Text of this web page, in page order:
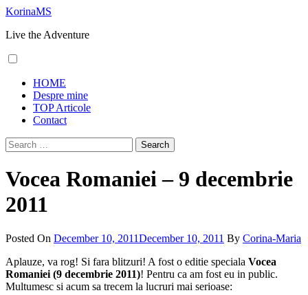
Skip
content
KorinaMS
Live the Adventure
Menu
HOME
Despre mine
TOP Articole
Contact
Search
for:
Vocea Romaniei – 9 decembrie
2011
Posted On December 10, 2011December 10, 2011 By Corina-Maria
Aplauze, va rog! Si fara blitzuri! A fost o editie speciala Vocea
Romaniei (9 decembrie 2011)! Pentru ca am fost eu in public.
Multumesc si acum sa trecem la lucruri mai serioase: